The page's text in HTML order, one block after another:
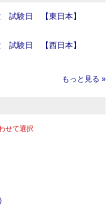
試験日 【東日本】
試験日 【西日本】
もっと見る »
せて選択